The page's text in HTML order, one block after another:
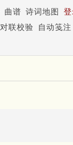
曲谱 诗词地图
对联校验
自动笺注